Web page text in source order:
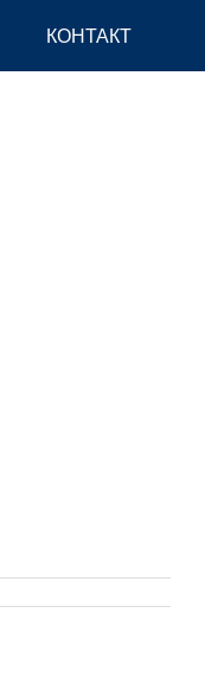
КОНТАКТ